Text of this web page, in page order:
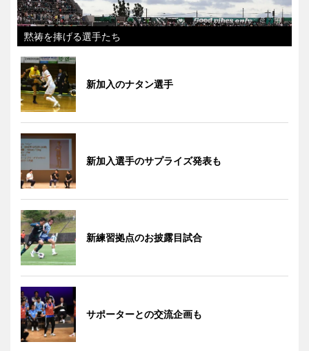
黙祷を捧げる選手たち
新加入のナタン選手
新加入選手のサプライズ発表も
新練習拠点のお披露目試合
サポーターとの交流企画も